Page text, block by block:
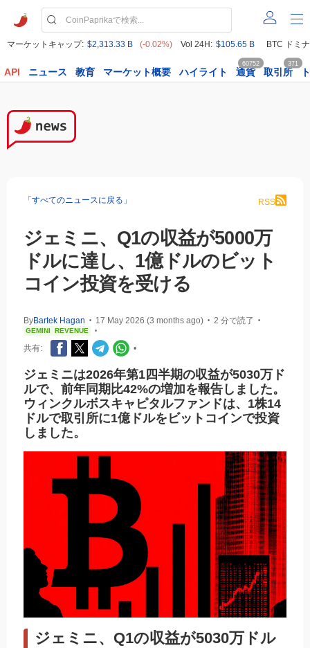
マーケットキャップ: $2,313.33 B (-0.02%) Vol 24H: $105.65 B BTC ドミ
API ニュース 教育 マーケット概要 ハイライト 通貨
60752
取引所
371
「すべてのニュースに戻る」 RSS
ジェミニ、Q1の収益が5000万
ドルに達し、1億ドルのビット
コイン投資を受ける
ByBartek Hagan • 17 May 2026 (3 months ago) • 2 分で読了 •
GEMINI REVENUE •
共有: •
ジェミニは2026年第1四半期の収益が5030万ド
ルで、前年同期比42%の増加を報告しました。
ウィンクルボスキャピタルファンドは、1株14
ドルで取引所に1億ドルをビットコインで投資
しました。
ジェミニ、Q1の収益が5030万ドル